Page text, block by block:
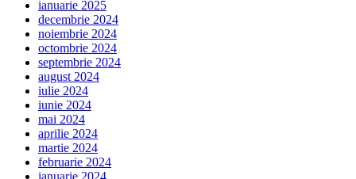
ianuarie 2025
decembrie 2024
noiembrie 2024
octombrie 2024
septembrie 2024
august 2024
iulie 2024
iunie 2024
mai 2024
aprilie 2024
martie 2024
februarie 2024
ianuarie 2024